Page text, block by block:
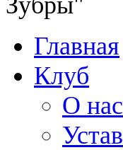
Главная
Клуб
О нас
Устав